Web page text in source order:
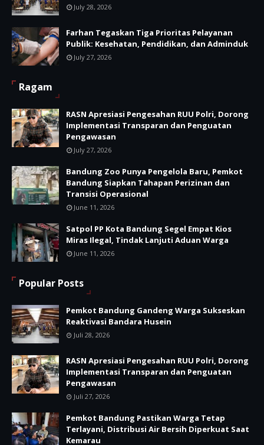
July 28, 2026
Farhan Tegaskan Tiga Prioritas Pelayanan
Publik: Kesehatan, Pendidikan, dan Adminduk
July 27, 2026
Ragam
RASN Apresiasi Pengesahan RUU Polri, Dorong
Implementasi Transparan dan Penguatan
Pengawasan
July 27, 2026
Bandung Zoo Punya Pengelola Baru, Pemkot
Bandung Siapkan Tahapan Perizinan dan
Transisi Operasional
June 11, 2026
Satpol PP Kota Bandung Segel Empat Kios
Miras Ilegal, Tindak Lanjuti Aduan Warga
June 11, 2026
Popular Posts
Pemkot Bandung Gandeng Warga Sukseskan
Reaktivasi Bandara Husein
Juli 28, 2026
RASN Apresiasi Pengesahan RUU Polri, Dorong
Implementasi Transparan dan Penguatan
Pengawasan
Juli 27, 2026
Pemkot Bandung Pastikan Warga Tetap
Terlayani, Distribusi Air Bersih Diperkuat Saat
Kemarau